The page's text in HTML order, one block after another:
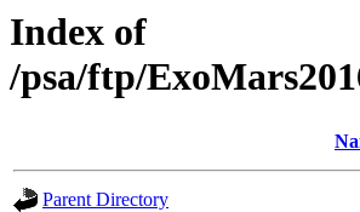
Index of
/psa/ftp/
Parent Directory